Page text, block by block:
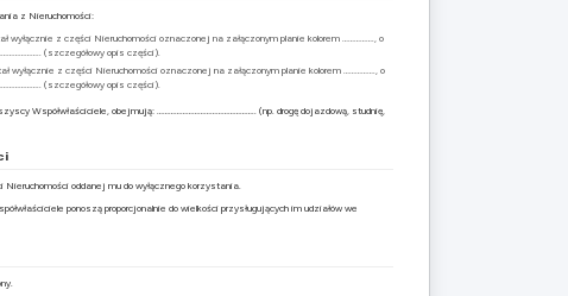
z Nieruchomości:
wyłącznie z części Nieruchomości oznaczonej na załączonym planie kolorem ……………., o
(szczegółowy opis części).
wyłącznie z części Nieruchomości oznaczonej na załączonym planie kolorem ……………., o
(szczegółowy opis części).
Współwłaściciele, obejmują: ………………………………………….. (np. drogę dojazdową, studnię,
oddanej mu do wyłącznego korzystania.
ponoszą proporcjonalnie do wielkości przysługujących im udziałów we